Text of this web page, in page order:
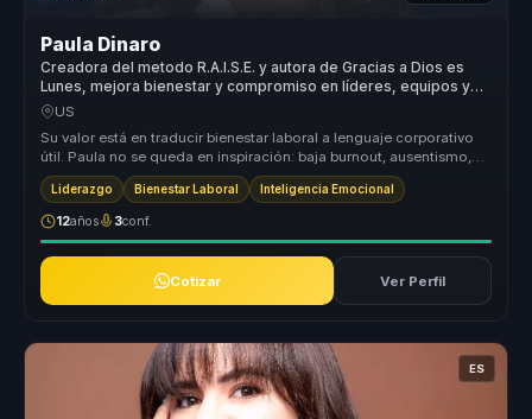
Paula Dinaro
Creadora del metodo R.A.I.S.E. y autora de Gracias a Dios es
Lunes, mejora bienestar y compromiso en líderes, equipos y
empresas.
US
Su valor está en traducir bienestar laboral a lenguaje corporativo
útil. Paula no se queda en inspiración: baja burnout, ausentismo,
renu...
Liderazgo Bienestar Laboral Inteligencia Emocional
12años 3conf.
Cotizar Ver Perfil
ES